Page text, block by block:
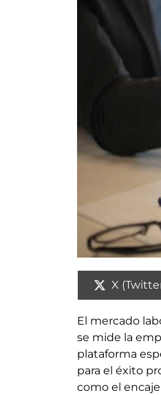
X
El mercado
se mide la
plataforma
para el éxito
como el